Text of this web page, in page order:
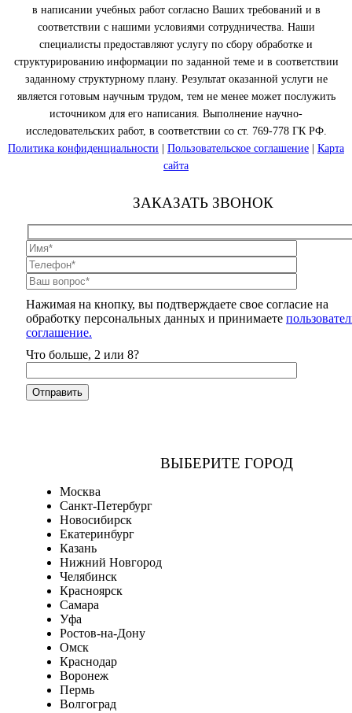
в написании учебных работ согласно Ваших требований и в
соответствии с нашими условиями сотрудничества. Наши
специалисты предоставляют услугу по сбору обработке и
структурированию информации по заданной теме и в соответствии
заданному структурному плану. Результат оказанной услуги не
является готовым научным трудом, тем не менее может послужить
источником для его написания. Выполнение научно-
исследовательских работ, в соответствии со ст. 769-778 ГК РФ.
Политика конфиденциальности
Пользовательское соглашение
Карта
сайта
ЗАКАЗАТЬ ЗВОНОК
Нажимая на кнопку, вы подтверждаете свое согласие на
обработку персональных данных и принимаете
соглашение.
Что больше, 2 или 8?
ВЫБЕРИТЕ ГОРОД
Москва
Санкт-Петербург
Новосибирск
Екатеринбург
Казань
Нижний Новгород
Челябинск
Красноярск
Самара
Уфа
Ростов-на-Дону
Омск
Краснодар
Воронеж
Пермь
Волгоград